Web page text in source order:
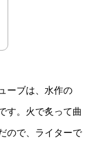
ーブは、水作の
す。火で炙って曲
ので、ライターで